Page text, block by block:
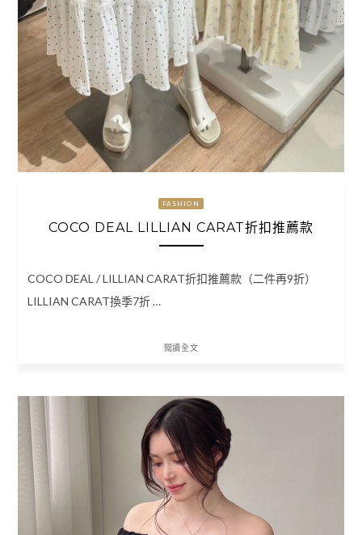
FASHION
COCO DEAL LILLIAN CARAT折扣推薦款
COCO DEAL / LILLIAN CARAT折扣推薦款（二件再9折）
LILLIAN CARAT換季7折 …
閱讀全文